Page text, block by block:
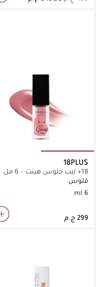
18PLUS
18+ ليب جلوس هينت – 6 مل
قلوس
6 ml